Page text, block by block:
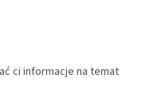
ci informacje na temat